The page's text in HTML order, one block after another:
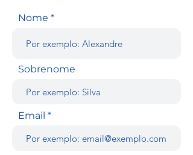
Nome
Sobrenome
Email